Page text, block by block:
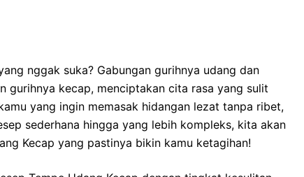
nggak suka? Gabungan gurihnya udang dan
gurihnya kecap, menciptakan cita rasa yang sulit
yang ingin memasak hidangan lezat tanpa ribet,
sederhana hingga yang lebih kompleks, kita akan
Kecap yang pastinya bikin kamu ketagihan!